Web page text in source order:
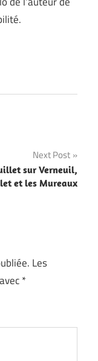
Next Post
sur Verneuil,
et les Mureaux
Les
*